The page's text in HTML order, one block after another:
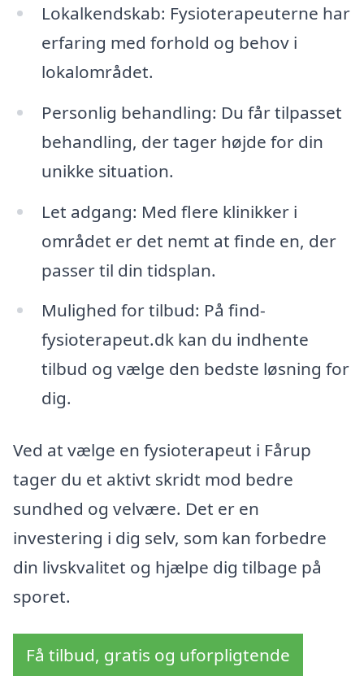
Lokalkendskab: Fysioterapeuterne har
erfaring med forhold og behov i
lokalområdet.
Personlig behandling: Du får tilpasset
behandling, der tager højde for din
unikke situation.
Let adgang: Med flere klinikker i
området er det nemt at finde en, der
passer til din tidsplan.
Mulighed for tilbud: På find-
fysioterapeut.dk kan du indhente
tilbud og vælge den bedste løsning for
dig.
Ved at vælge en fysioterapeut i Fårup
tager du et aktivt skridt mod bedre
sundhed og velvære. Det er en
investering i dig selv, som kan forbedre
din livskvalitet og hjælpe dig tilbage på
sporet.
Få tilbud, gratis og uforpligtende